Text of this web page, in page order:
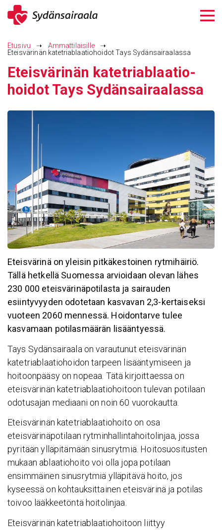
Siirry
sisältöön
Etusivu ➝ Ammattilaisille
➝
Eteisvärinän katetriablaatiohoidot Tays Sydänsairaalassa
Eteis­vä­rinän katet­riablaa­tio­
hoidot Tays Sydän­sai­raa­lassa
Eteisvärinä on yleisin pitkäkestoinen rytmihäiriö.
Tällä hetkellä Suomessa arvioidaan olevan lähes
230 000 eteisvärinäpotilasta ja sairauden
esiintyvyyden odotetaan kasvavan 2,3-kertaiseksi
vuoteen 2060 mennessä. Hoidontarve tulee
kasvamaan potilasmäärän lisääntyessä.
Tays Sydänsairaala on varautunut eteisvärinän
katetriablaatiohoidon tarpeen lisääntymiseen ja
hoitoonpääsy on nopeaa. Tätä kirjoittaessa on
eteisvärinän katetriablaatiohoitoon tulevan potilaan
odotusajan mediaani on noin 60 vuorokautta.
Eteisvärinän katetriablaatiohoito on osa
eteisvärinäpotilaan rytminhallintahoitolinjaa, jossa
pyritään ylläpitämään sinusrytmiä. Hoitosuositusten
mukaan ablaatiohoito voi olla jopa potilaan
ensimmäinen sinusrytmiä ylläpitävä hoito, jos
kyseessä on kohtauksittainen eteisvärinä ja potilas
toivoo lääkkeetöntä hoitolinjaa.
Eteisvärinän katetriablaatiohoitoon liittyy